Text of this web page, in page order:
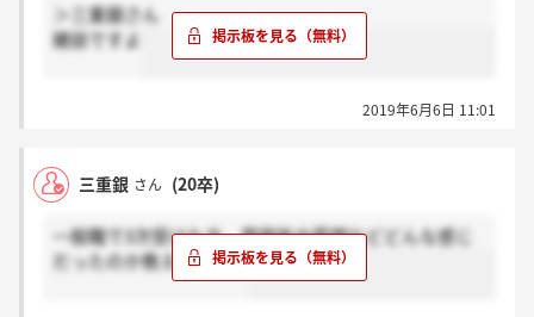
＞三重銀さん
雑談ですよ
2019年6月6日 11:01
三重銀 さん (20卒)
一般職で3次受けた方、雰囲気や質問などどんな感じ
だったのか教えて下さい